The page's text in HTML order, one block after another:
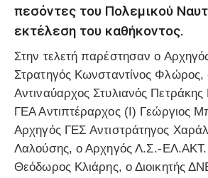
πεσόντες του Πολεμικού
εκτέλεση του καθήκοντος.
Στην τελετή παρέστησαν ο
Στρατηγός Κωνσταντίνος
Αντιναύαρχος Στυλιανός
ΓΕΑ Αντιπτέραρχος (Ι) Γεώργιος
Αρχηγός ΓΕΣ Αντιστράτηγος
Λαλούσης, ο Αρχηγός Λ.Σ.-ΕΛ.ΑΚΤ.
Θεόδωρος Κλιάρης, ο Διοικητής